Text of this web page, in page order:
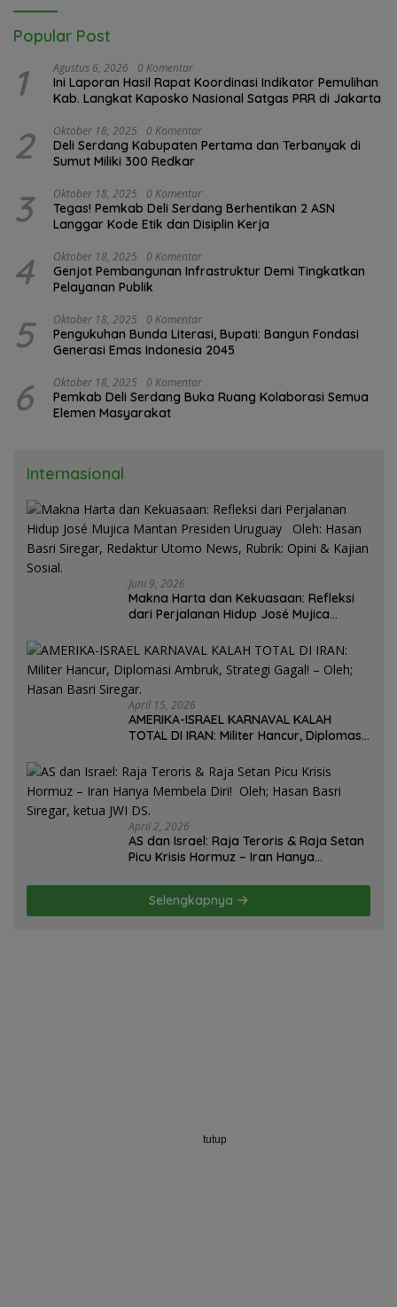
Popular Post
1 Agustus 6, 2026 0 Komentar
Ini Laporan Hasil Rapat Koordinasi Indikator Pemulihan
Kab. Langkat Kaposko Nasional Satgas PRR di Jakarta
2 Oktober 18, 2025 0 Komentar
Deli Serdang Kabupaten Pertama dan Terbanyak di
Sumut Miliki 300 Redkar
3 Oktober 18, 2025 0 Komentar
Tegas! Pemkab Deli Serdang Berhentikan 2 ASN
Langgar Kode Etik dan Disiplin Kerja
4 Oktober 18, 2025 0 Komentar
Genjot Pembangunan Infrastruktur Demi Tingkatkan
Pelayanan Publik
5 Oktober 18, 2025 0 Komentar
Pengukuhan Bunda Literasi, Bupati: Bangun Fondasi
Generasi Emas Indonesia 2045
6 Oktober 18, 2025 0 Komentar
Pemkab Deli Serdang Buka Ruang Kolaborasi Semua
Elemen Masyarakat
Internasional
Juni 9, 2026
Makna Harta dan Kekuasaan: Refleksi
dari Perjalanan Hidup José Mujica
Basri Siregar, Redaktur Utomo News,
Rubrik: Opini & Kajian Sosial.
April 15, 2026
AMERIKA-ISRAEL KARNAVAL KALAH
TOTAL DI IRAN: Militer Hancur, Diplomasi
Basri Siregar.
April 2, 2026
AS dan Israel: Raja Teroris & Raja Setan
Picu Krisis Hormuz – Iran Hanya
ketua JWI DS.
Selengkapnya
tutup